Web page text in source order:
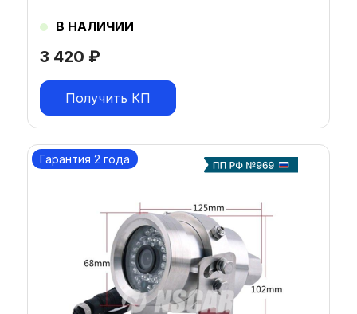
3 420 ₽
В НАЛИЧИИ
Получить КП
Гарантия 2 года